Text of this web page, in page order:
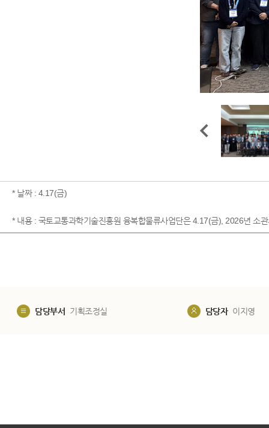
* 날짜 : 4.17(금)
* 내용 : 국토교통과학기술진흥원 융복합물류사업단은 4.17(금), 2026년 소
담당부서 기획조정실 담당자 이지영